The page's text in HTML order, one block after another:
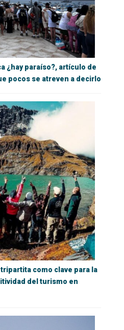
¿hay paraíso?, artículo de
pocos se atreven a decirlo
como clave para la
del turismo en